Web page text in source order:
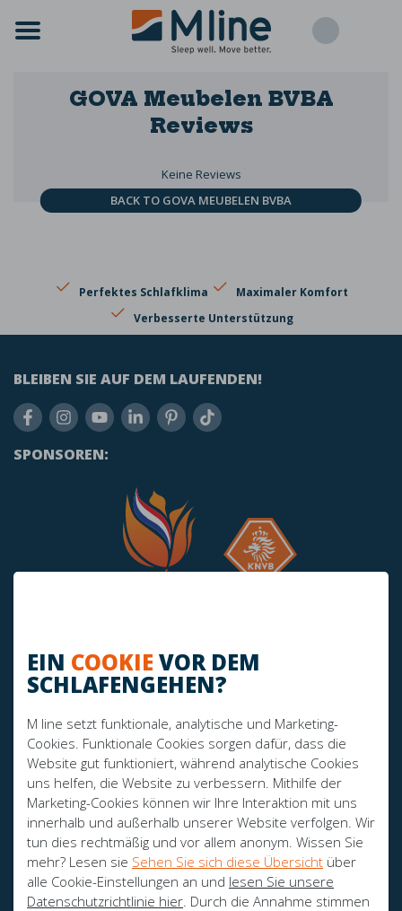
EIN COOKIE VOR DEM
SCHLAFENGEHEN?
M line setzt funktionale, analytische und Marketing-
Cookies. Funktionale Cookies sorgen dafür, dass die
Website gut funktioniert, während analytische Cookies
uns helfen, die Website zu verbessern. Mithilfe der
Marketing-Cookies können wir Ihre Interaktion mit uns
innerhalb und außerhalb unserer Website verfolgen. Wir
tun dies rechtmäßig und vor allem anonym. Wissen Sie
mehr? Lesen sie Sehen Sie sich diese Übersicht über
alle Cookie-Einstellungen an und lesen Sie unsere
Datenschutzrichtlinie hier. Durch die Annahme stimmen
GOVA Meubelen BVBA
Reviews
Keine Reviews
BACK TO GOVA MEUBELEN BVBA
Perfektes Schlafklima
Maximaler Komfort
Verbesserte Unterstützung
BLEIBEN SIE AUF DEM LAUFENDEN!
SPONSOREN:
info@mline.nl
+31 413-243050
Botschafter
Zertifikate